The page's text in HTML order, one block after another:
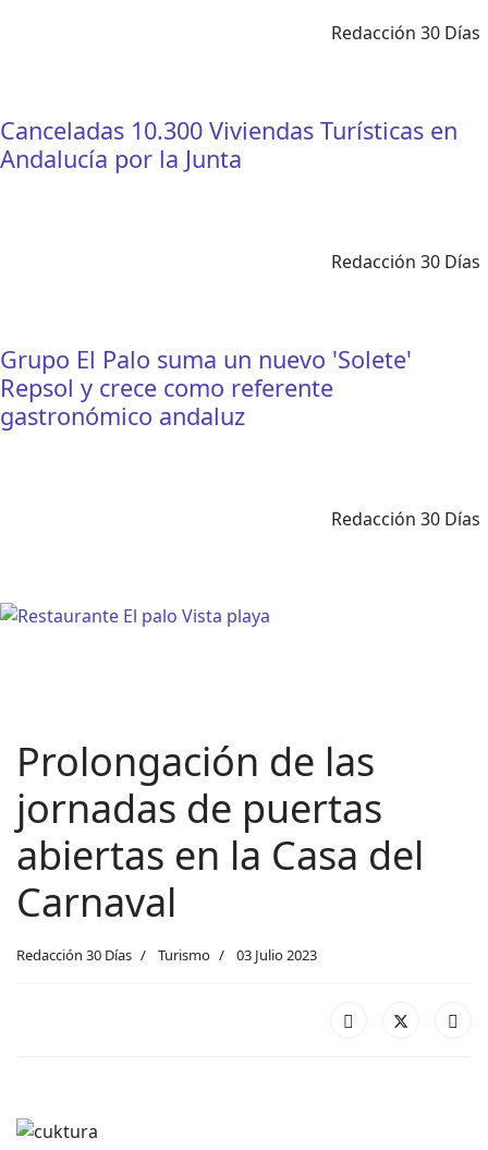
Redacción 30 Días
Canceladas 10.300 Viviendas Turísticas en
Andalucía por la Junta
Redacción 30 Días
Grupo El Palo suma un nuevo 'Solete'
Repsol y crece como referente
gastronómico andaluz
Redacción 30 Días
Prolongación de las
jornadas de puertas
abiertas en la Casa del
Carnaval
Redacción 30 Días Turismo 03 Julio 2023